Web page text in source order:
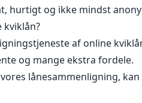
hurtigt og ikke mindst
kviklån?
af online
og mange ekstra fordele.
lånesammenligning,